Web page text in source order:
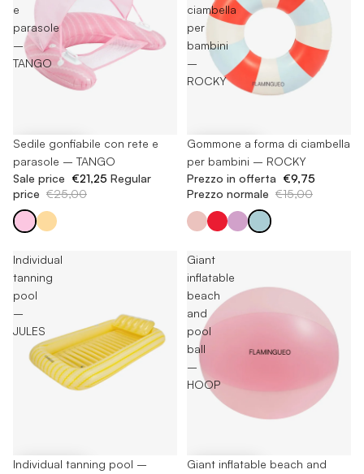
e
parasole
–
TANGO
-15%
Sedile gonfiabile con rete e
parasole – TANGO
Sale price €21,25 Regular
price €25,00
ciambella
per
bambini
–
ROCKY
-35%
Gommone a forma di ciambella
per bambini – ROCKY
Prezzo in offerta €9,75
Prezzo normale €15,00
Individual
tanning
pool
–
JULES
-55%
Individual tanning pool –
Giant
inflatable
beach
and
pool
ball
–
HOOP
-60%
Giant inflatable beach and